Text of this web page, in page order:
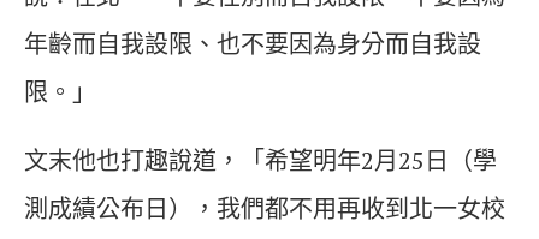
年齡而自我設限、也不要因為身分而自我設
限。」
文末他也打趣說道，「希望明年2月25日（學
測成績公布日），我們都不用再收到北一女校